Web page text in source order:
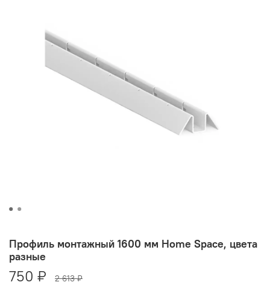
Профиль монтажный 1600 мм Home Space, цвета
разные
750 ₽
2 613 ₽